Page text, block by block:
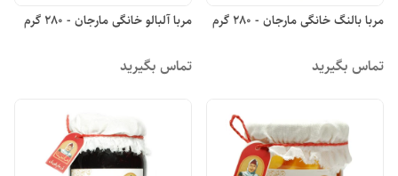
مربا بالنگ خانگی مارجان - 280 گرم
تماس بگیرید
مربا آلبالو خانگی مارجان - 280 گرم
تماس بگیرید